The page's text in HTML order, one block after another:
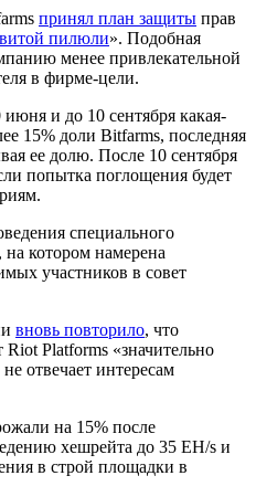
принял план защиты прав
пилюли». Подобная
менее привлекательной
в фирме-цели.
и до 10 сентября какая-
15% доли Bitfarms, последняя
ее долю. После 10 сентября
попытка поглощения будет
специального
котором намерена
участников в совет
вновь повторило, что
Platforms «значительно
отвечает интересам
на 15% после
хешрейта до 35 EH/s и
в строй площадки в